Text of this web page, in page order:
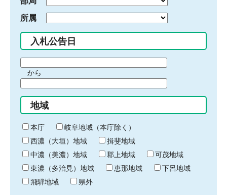
所属
入札公告日
間
始
り
から
間
終
わ
り
地域
本庁
岐阜地域（本庁除く）
西濃（大垣）地域
揖斐地域
中濃（美濃）地域
郡上地域
可茂地域
東濃（多治見）地域
恵那地域
下呂地域
飛騨地域
県外